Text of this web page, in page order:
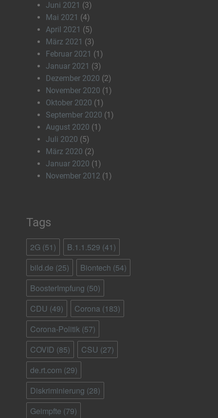
Juni 2021 (3)
Mai 2021 (4)
April 2021 (5)
März 2021 (3)
Februar 2021 (1)
Januar 2021 (3)
Dezember 2020 (2)
November 2020 (1)
Oktober 2020 (1)
September 2020 (1)
August 2020 (1)
Juli 2020 (5)
März 2020 (2)
Januar 2020 (1)
November 2012 (1)
Tags
2G (51) B.1.1.529 (41)
bild.de (25) Biontech (54)
BoosterImpfung (50)
CDU (49) Corona (183)
Corona-Politik (57)
COVID (85) CSU (27)
de.rt.com (29)
Diskriminierung (28)
Geimpfte (79)